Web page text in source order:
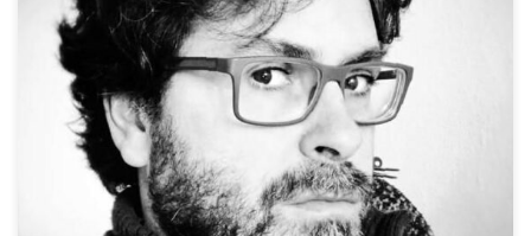
Las formas del agua es un libro que reúne catorce relatos cortos.
Ya desde aquí encontramos una diferencia importante, porque —
en mi humilde opinión— es en el relato breve donde un autor
realmente se consagra o fracasa.